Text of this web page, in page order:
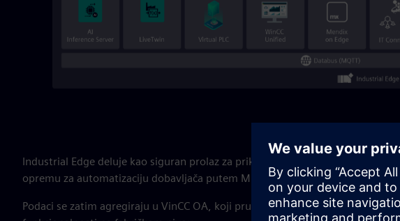
Industrial Edge deluje kao siguran prolaz za prikupljanje podataka i
opremu za automatizaciju dobavljača putem MKTT, OPC UA i REST API-ja.
Podaci se zatim agregiraju u VinCC OA, koji pruža upravljanje događajima,